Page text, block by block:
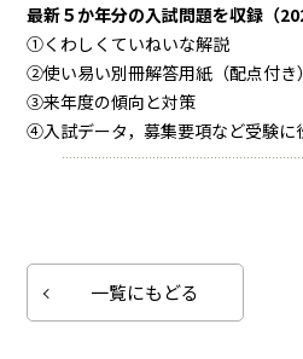
最新５か年分の入試問題を収録（
①くわしくていねいな解説
②使い易い別冊解答用紙（配点付き）
③来年度の傾向と対策
④入試データ，募集要項など受験に
一覧にもどる